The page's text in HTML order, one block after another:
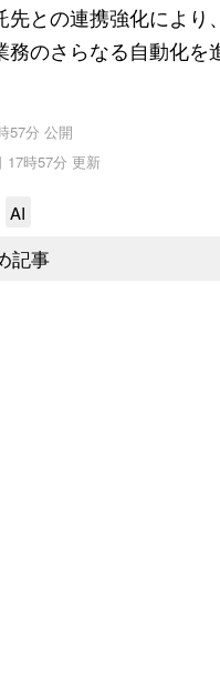
との連携強化により
務のさらなる自動化
57分 公開
17時57分 更新
AI
記事